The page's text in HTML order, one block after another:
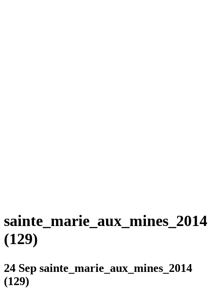
sainte_marie_aux_mines_2014
(129)
24 Sep sainte_marie_aux_mines_2014
(129)